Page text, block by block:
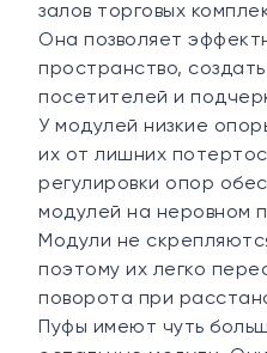
залов торговых
Она позволяет
пространство,
посетителей и
У модулей низкие
их от лишних
регулировки опор
модулей на неровном
Модули не
поэтому их легко
поворота при
Пуфы имеют чуть